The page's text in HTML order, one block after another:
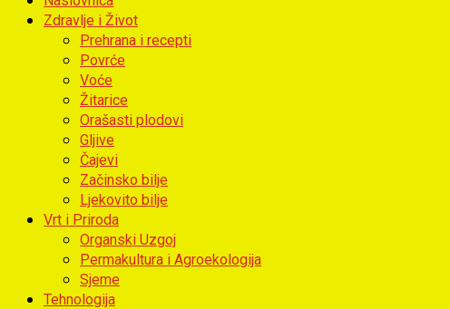
Zdravlje i Život
Prehrana i recepti
Povrće
Voće
Žitarice
Orašasti plodovi
Gljive
Čajevi
Začinsko bilje
Ljekovito bilje
Vrt i Priroda
Organski Uzgoj
Permakultura i Agroekologija
Sjeme
Tehnologija